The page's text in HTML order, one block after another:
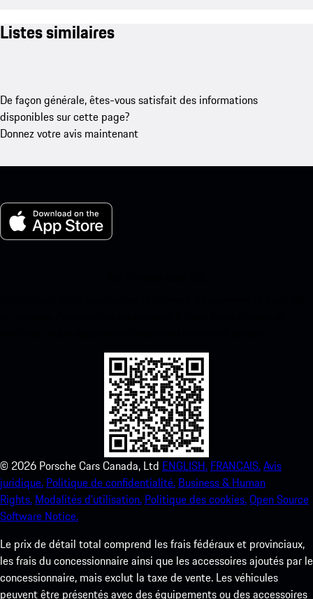
Listes similaires
De façon générale, êtes-vous satisfait des informations
disponibles sur cette page?
Donnez votre avis maintenant
© 2026 Porsche Cars Canada, Ltd ENGLISH. FRANCAIS.Avis
juridique. Politique de confidentialité. Business & Human
Rights. Modalités d’utilisation. Politique des cookies.Open Source
Software Notice.
Le prix de détail total comprend les frais fédéraux et provinciaux,
les frais du concessionnaire ainsi que les accessoires ajoutés par le
concessionnaire, mais exclut la taxe de vente. Les véhicules
peuvent être présentés avec des équipements ou des accessoires